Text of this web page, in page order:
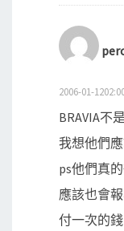
2006-01-
BRAVIA不
我想他們
ps他們真
應該也會
付一次的